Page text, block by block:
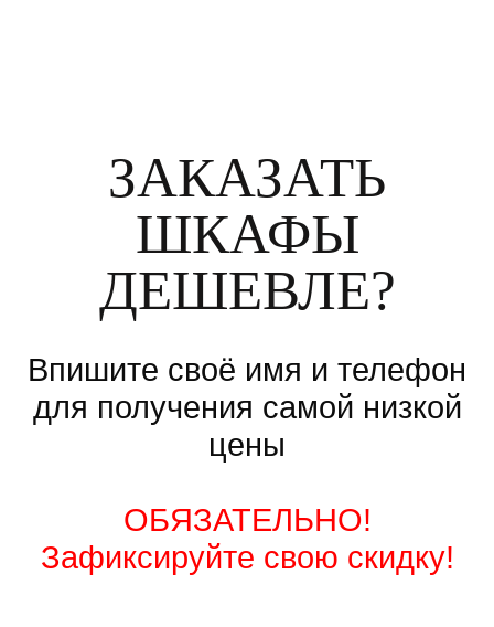
ЗАКАЗАТЬ
ШКАФЫ
ДЕШЕВЛЕ?
Впишите своё имя и телефон
для получения самой низкой
цены
ОБЯЗАТЕЛЬНО!
Зафиксируйте свою скидку!